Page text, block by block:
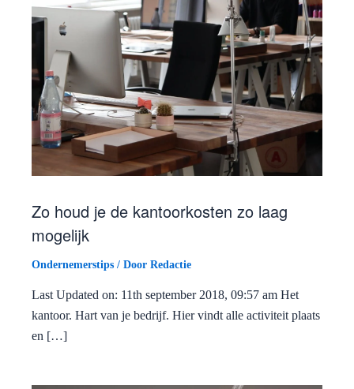
Zo houd je de kantoorkosten zo laag
mogelijk
Ondernemerstips / Door Redactie
Last Updated on: 11th september 2018, 09:57 am Het
kantoor. Hart van je bedrijf. Hier vindt alle activiteit plaats
en […]